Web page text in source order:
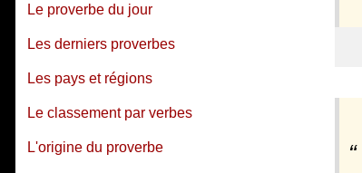
Le proverbe du jour
Les derniers proverbes
Les pays et régions
Le classement par verbes
L'origine du proverbe